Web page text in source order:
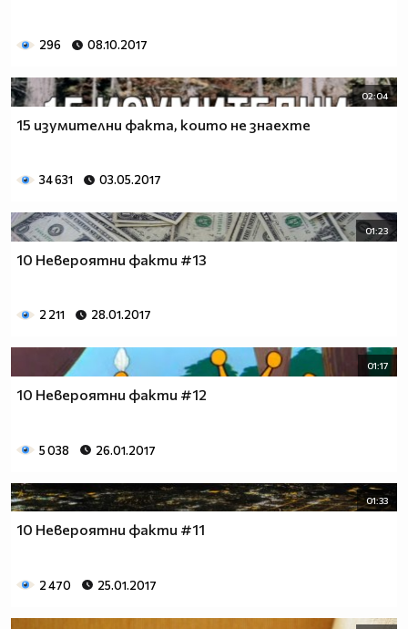
296 08.10.2017
02:04
15 изумителни факта, които не знаехтe
34 631 03.05.2017
01:23
10 Невероятни факти #13
2 211 28.01.2017
01:17
10 Невероятни факти #12
5 038 26.01.2017
01:33
10 Невероятни факти #11
2 470 25.01.2017